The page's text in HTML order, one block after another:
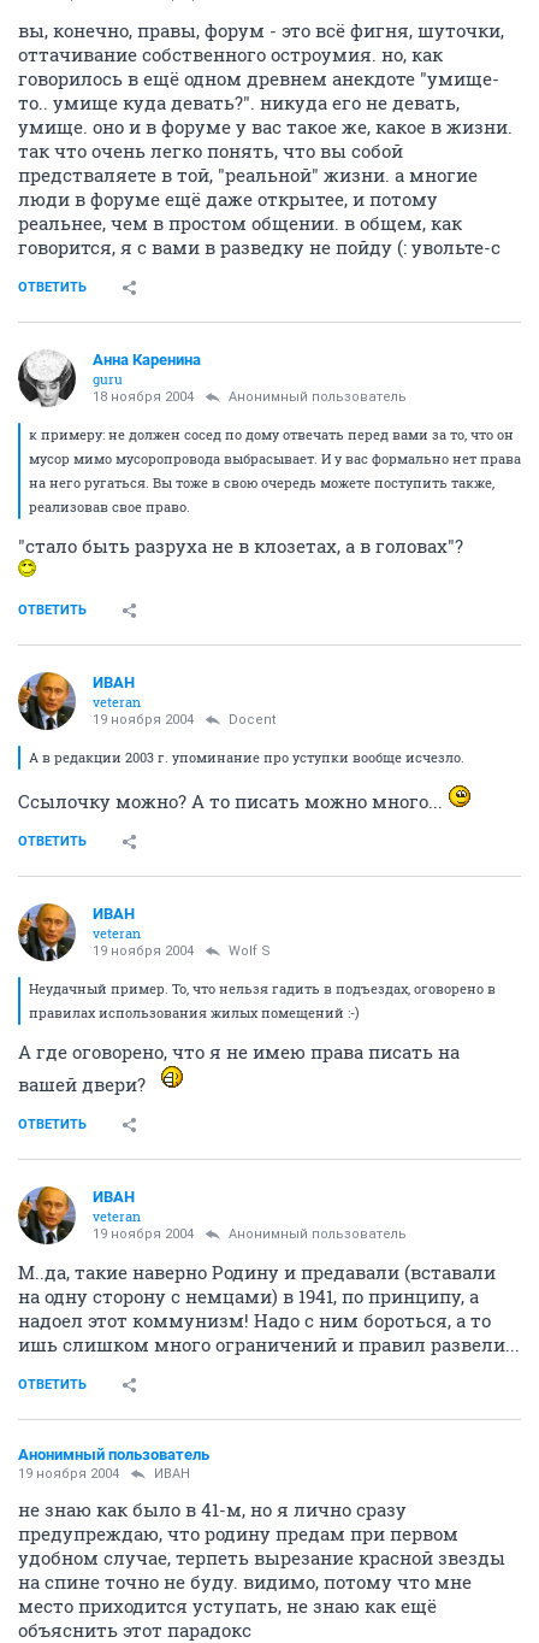
вы, конечно, правы, форум - это всё фигня, шуточки,
оттачивание собственного остроумия. но, как
говорилось в ещё одном древнем анекдоте "умище-
то.. умище куда девать?". никуда его не девать,
умище. оно и в форуме у вас такое же, какое в жизни.
так что очень легко понять, что вы собой
предстваляете в той, "реальной" жизни. а многие
люди в форуме ещё даже открытее, и потому
реальнее, чем в простом общении. в общем, как
говорится, я с вами в разведку не пойду (: увольте-с
ОТВЕТИТЬ
Анна Каренина
guru
18 ноября 2004 Анонимный пользователь
к примеру: не должен сосед по дому отвечать перед вами за то, что он
мусор мимо мусоропровода выбрасывает. И у вас формально нет права
на него ругаться. Вы тоже в свою очередь можете поступить также,
реализовав свое право.
"стало быть разруха не в клозетах, а в головах"?
ОТВЕТИТЬ
ИBАH
veteran
19 ноября 2004 Docent
А в редакции 2003 г. упоминание про уступки вообще исчезло.
Ссылочку можно? А то писать можно много...
ОТВЕТИТЬ
ИBАH
veteran
19 ноября 2004 Wolf S
Неудачный пример. То, что нельзя гадить в подъездах, оговорено в
правилах использования жилых помещений :-)
А где оговорено, что я не имею права писать на
вашей двери?
ОТВЕТИТЬ
ИBАH
veteran
19 ноября 2004 Анонимный пользователь
М..да, такие наверно Родину и предавали (вставали
на одну сторону с немцами) в 1941, по принципу, а
надоел этот коммунизм! Надо с ним бороться, а то
ишь слишком много ограничений и правил развели...
ОТВЕТИТЬ
Анонимный пользователь
19 ноября 2004 ИBАH
не знаю как было в 41-м, но я лично сразу
предупреждаю, что родину предам при первом
удобном случае, терпеть вырезание красной звезды
на спине точно не буду. видимо, потому что мне
место приходится уступать, не знаю как ещё
объяснить этот парадокс